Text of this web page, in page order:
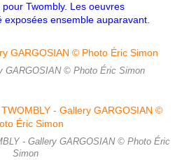
Twombly. Les oeuvres
exposées ensemble auparavant.
GARGOSIAN © Photo Éric Simon
- Gallery GARGOSIAN © Photo Éric
Simon